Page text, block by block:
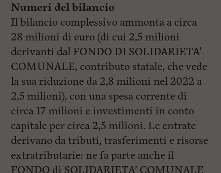
Numeri del bilancio
Il bilancio complessivo ammonta a circa
28 milioni di euro (di cui 2,5 milioni
derivanti dal FONDO DI SOLIDARIETA’
COMUNALE, contributo statale, che vede
la sua riduzione da 2,8 milioni nel 2022 a
2,5 milioni), con una spesa corrente di
circa 17 milioni e investimenti in conto
capitale per circa 2,5 milioni. Le entrate
derivano da tributi, trasferimenti e risorse
extratributarie: ne fa parte anche il